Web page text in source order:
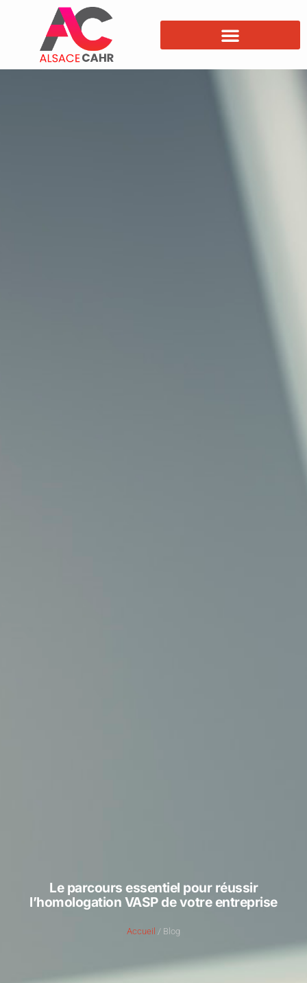
Le parcours essentiel pour réussir
l’homologation VASP de votre entreprise
Accueil / Blog